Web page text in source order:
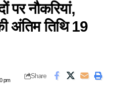
पर नौकरियां,
तिथि 19
pm
Share